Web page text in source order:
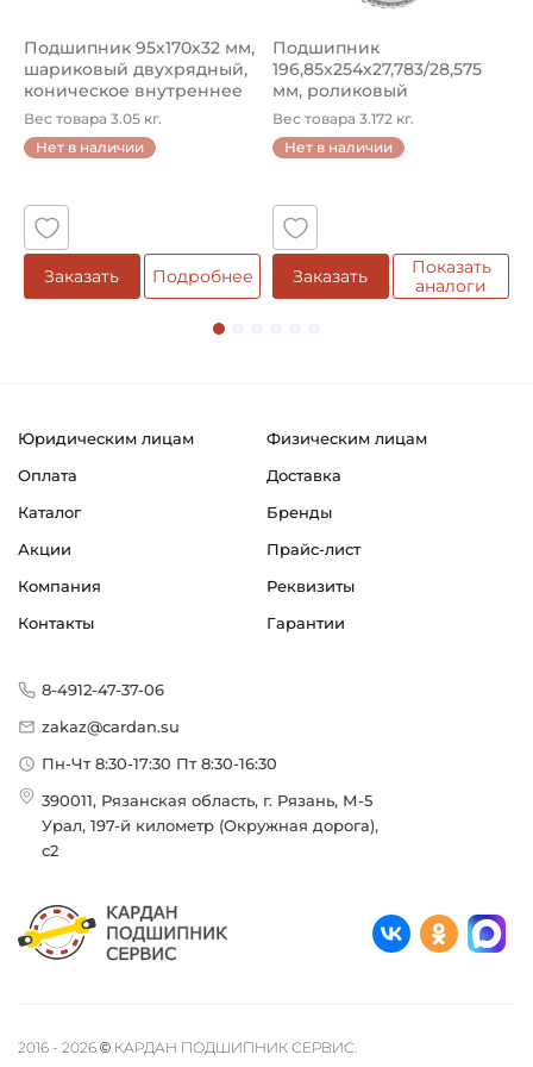
Подшипник 95х170х32 мм,
шариковый двухрядный,
коническое внутреннее
кол...
Вес товара 3.05 кг.
Нет в наличии
Заказать Подробнее
Подшипник
196,85х254х27,783/28,575
мм, роликовый
однорядный конический
...
Вес товара 3.172 кг.
Нет в наличии
Заказать
Показать
аналоги
Юридическим лицам
Физическим лицам
Оплата
Доставка
Каталог
Бренды
Акции
Прайс-лист
Компания
Реквизиты
Контакты
Гарантии
8-4912-47-37-06
zakaz@cardan.su
Пн-Чт 8:30-17:30 Пт 8:30-16:30
390011, Рязанская область, г. Рязань, М-5
Урал, 197-й километр (Окружная дорога),
с2
2016 - 2026 © КАРДАН ПОДШИПНИК СЕРВИС.